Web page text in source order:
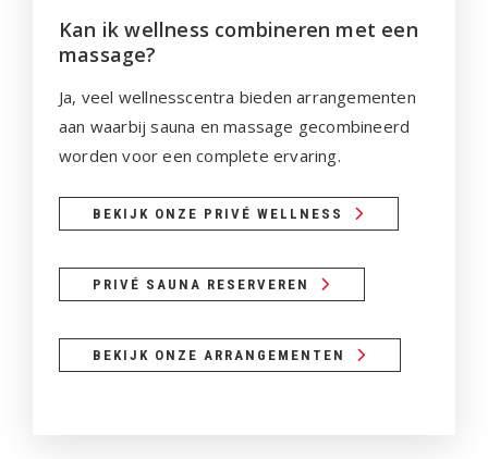
Kan ik wellness combineren met een
massage?
Ja, veel wellnesscentra bieden arrangementen
aan waarbij sauna en massage gecombineerd
worden voor een complete ervaring.
BEKIJK ONZE PRIVÉ WELLNESS
PRIVÉ SAUNA RESERVEREN
BEKIJK ONZE ARRANGEMENTEN